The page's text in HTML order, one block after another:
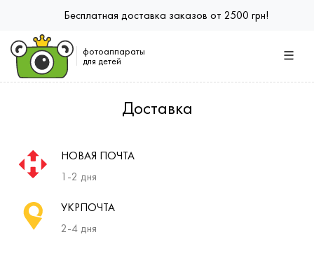
Бесплатная доставка заказов от 2500 грн!
фотоаппараты
для детей
Доставка
НОВАЯ ПОЧТА
1-2 дня
УКРПОЧТА
2-4 дня